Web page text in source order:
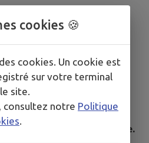
dans la commune.
cookies 🍪
cookies. Un cookie est
sur votre terminal
site.
consultez notre Politique